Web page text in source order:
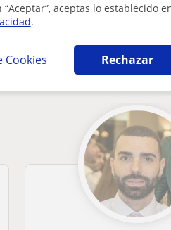
aceptas lo establecido
.
Cookies Rechazar
que pueden